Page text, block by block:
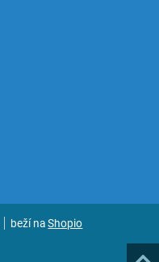
beží naShopio
Hore